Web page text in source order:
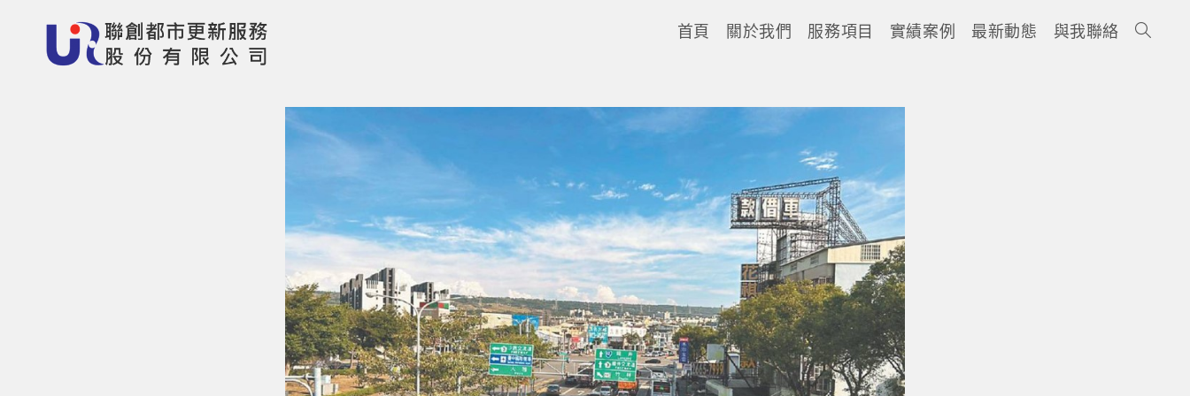
首頁 關於我們 服務項目 實績案例 最新動態 與我聯絡